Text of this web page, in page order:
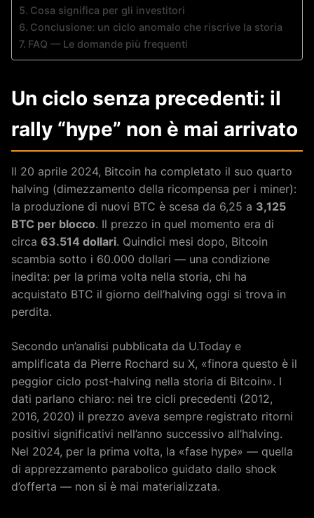
Cosa significa per gli investitori
Conclusione: un ciclo anomalo che riscrive la storia
FAQ — Le domande più frequenti
Un ciclo senza precedenti: il
rally “hype” non è mai arrivato
Il 20 aprile 2024, Bitcoin ha completato il suo quarto
halving (dimezzamento della ricompensa per i miner):
la produzione di nuovi BTC è scesa da 6,25 a 3,125
BTC per blocco. Il prezzo in quel momento era di
circa 63.514 dollari. Quindici mesi dopo, Bitcoin
scambia sotto i 60.000 dollari — una condizione
inedita: per la prima volta nella storia, chi ha
acquistato BTC il giorno dell’halving oggi si trova in
perdita.
Secondo un’analisi pubblicata da U.Today e
amplificata da Pierre Rochard su X, «finora questo è il
peggior ciclo post-halving nella storia di Bitcoin». I
dati parlano chiaro: nei tre cicli precedenti (2012,
2016, 2020) il prezzo aveva sempre registrato ritorni
positivi significativi nell’anno successivo all’halving.
Nel 2024, per la prima volta, la «fase hype» — quella
di apprezzamento parabolico guidato dallo shock
d’offerta — non si è mai materializzata.